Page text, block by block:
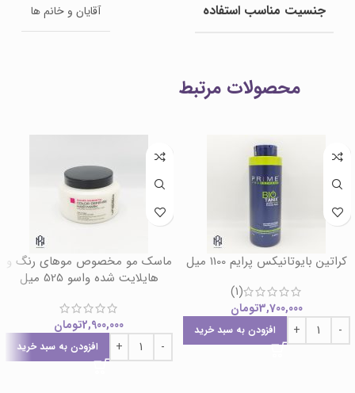
جنسیت مناسب استفاده آقایان و خانم ها
محصولات مرتبط
کراتین بایوتانیکس پرایم 1100 میل
(1)
3,700,000تومان
افزودن به سبد خرید
ماسک مو مخصوص موهای رنگ و
هایلایت شده واسو 525 میل
2,900,000تومان
افزودن به سبد خرید